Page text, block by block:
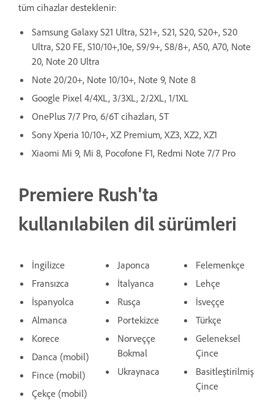
tüm cihazlar desteklenir:
Samsung Galaxy S21 Ultra, S21+, S21, S20, S20+, S20
Ultra, S20 FE, S10/10+,10e, S9/9+, S8/8+, A50, A70, Note
20, Note 20 Ultra
Note 20/20+, Note 10/10+, Note 9, Note 8
Google Pixel 4/4XL, 3/3XL, 2/2XL, 1/1XL
OnePlus 7/7 Pro, 6/6T cihazları, 5T
Sony Xperia 10/10+, XZ Premium, XZ3, XZ2, XZ1
Xiaomi Mi 9, Mi 8, Pocofone F1, Redmi Note 7/7 Pro
Premiere Rush'ta
kullanılabilen dil sürümleri
İngilizce
Fransızca
İspanyolca
Almanca
Korece
Danca (mobil)
Fince (mobil)
Çekçe (mobil)
Japonca
İtalyanca
Rusça
Portekizce
Norveççe
Bokmal
Ukraynaca
Felemenkçe
Lehçe
İsveççe
Türkçe
Geleneksel
Çince
Basitleştirilmiş
Çince